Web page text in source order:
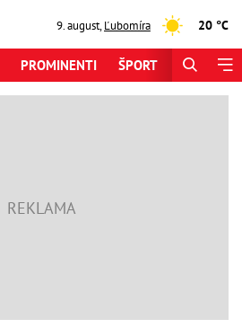
9. august,Ľubomíra 20 °C
PROMINENTI ŠPORT